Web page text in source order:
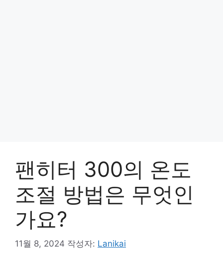
팬히터 300의 온도
조절 방법은 무엇인
가요?
11월 8, 2024 작성자: Lanikai